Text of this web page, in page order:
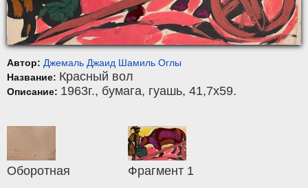
Автор: Джемаль Джаид Шамиль Оглы
Название: Красный вол
Описание: 1963г., бумага, гуашь, 41,7x59.
Оборотная Фрагмент 1